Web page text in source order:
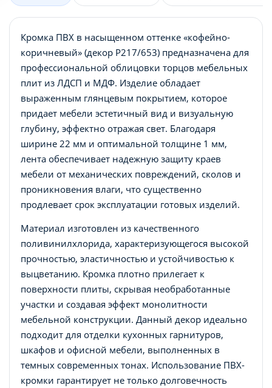
Кромка ПВХ в насыщенном оттенке «кофейно-
коричневый» (декор Р217/653) предназначена для
профессиональной облицовки торцов мебельных
плит из ЛДСП и МДФ. Изделие обладает
выраженным глянцевым покрытием, которое
придает мебели эстетичный вид и визуальную
глубину, эффектно отражая свет. Благодаря
ширине 22 мм и оптимальной толщине 1 мм,
лента обеспечивает надежную защиту краев
мебели от механических повреждений, сколов и
проникновения влаги, что существенно
продлевает срок эксплуатации готовых изделий.
Материал изготовлен из качественного
поливинилхлорида, характеризующегося высокой
прочностью, эластичностью и устойчивостью к
выцветанию. Кромка плотно прилегает к
поверхности плиты, скрывая необработанные
участки и создавая эффект монолитности
мебельной конструкции. Данный декор идеально
подходит для отделки кухонных гарнитуров,
шкафов и офисной мебели, выполненных в
темных современных тонах. Использование ПВХ-
кромки гарантирует не только долговечность